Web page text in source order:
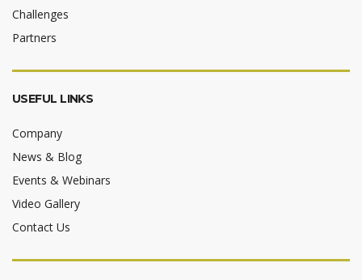
Challenges
Partners
USEFUL LINKS
Company
News & Blog
Events & Webinars
Video Gallery
Contact Us